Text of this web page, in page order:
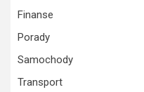
Finanse
Porady
Samochody
Transport